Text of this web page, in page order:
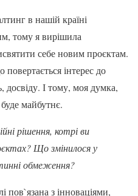
в нашій країні
тому я вирішила
себе новим проєктам.
інтерес до
досвіду. І тому, моя думка,
майбутнє.
рішення, котрі ви
Що змінилося у
обмеження?
пов`язана з інноваціями,